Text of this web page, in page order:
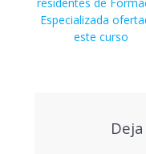
Especializada
este curso